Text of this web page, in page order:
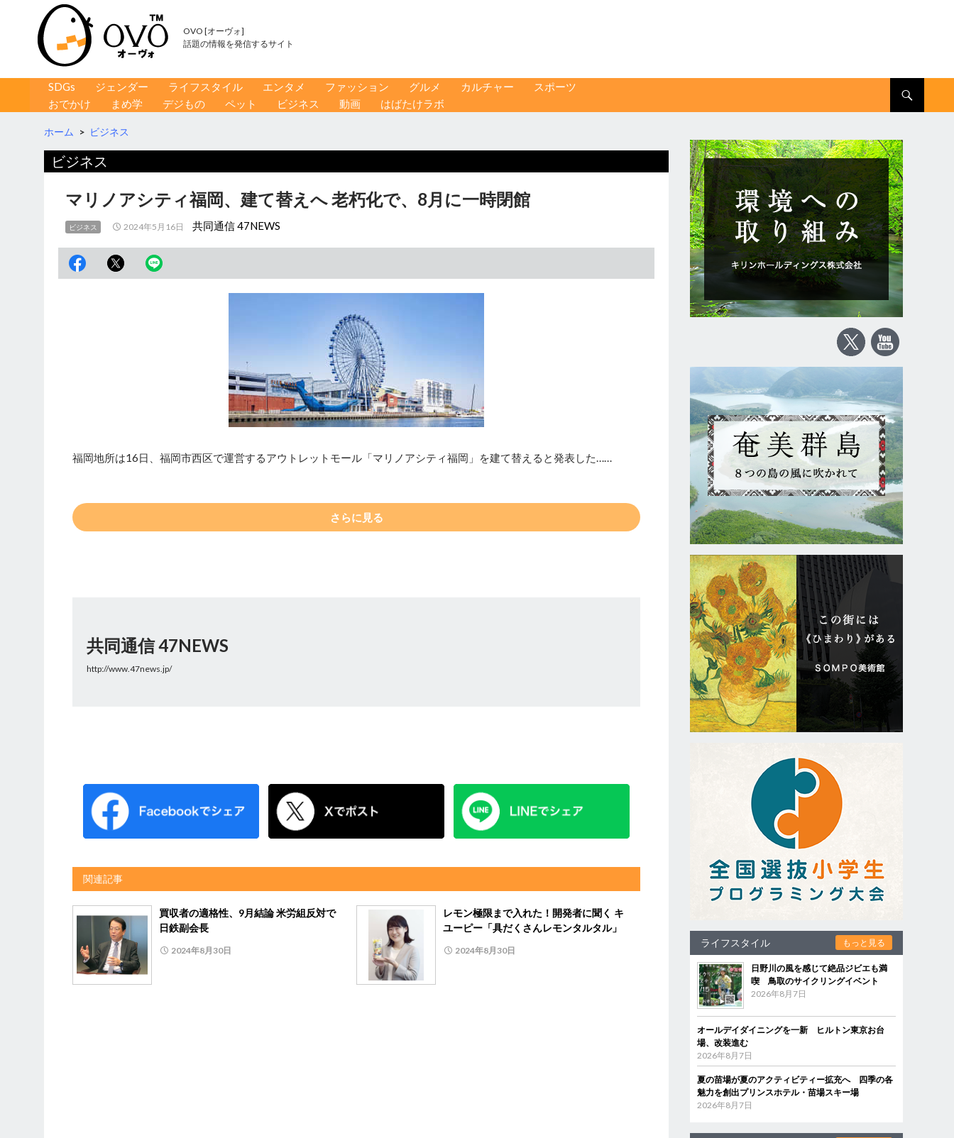
OVO [オーヴォ]
話題の情報を発信するサイト
コンテンツへ移動
SDGs ジェンダー ライフスタイル エンタメ ファッション グルメ カルチャー
スポーツ
おでかけ
まめ学 デジもの ペット ビジネス 動画 はばたけラボ
ホーム > ビジネス
ビジネス
マリノアシティ福岡、建て替えへ 老朽化で、8月に一時閉館
ビジネス 2024年5月16日 共同通信 47NEWS
福岡地所は16日、福岡市西区で運営するアウトレットモール「マリノアシティ福岡」を建て替えると発表した……
さらに見る
共同通信 47NEWS
http://www.47news.jp/
関連記事
買収者の適格性、9月結論 米労組反対で
日鉄副会長
2024年8月30日
レモン極限まで入れた！開発者に聞く キ
ユーピー「具だくさんレモンタルタル」
2024年8月30日
ライフスタイル もっと見る
日野川の風を感じて絶品ジビエも満
喫 鳥取のサイクリングイベント
2026年8月7日
オールデイダイニングを一新 ヒルトン東京お台
場、改装進む
2026年8月7日
夏の苗場が夏のアクティビティー拡充へ 四季の各
魅力を創出プリンスホテル・苗場スキー場
2026年8月7日